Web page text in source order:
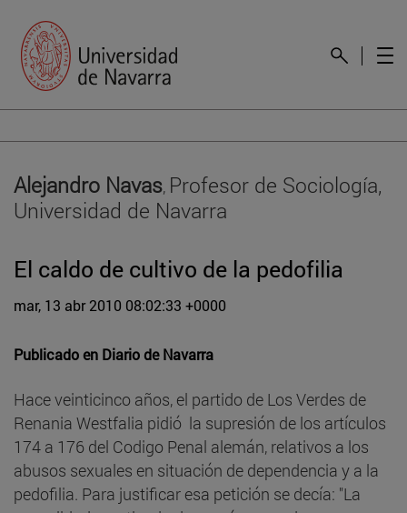
Alejandro Navas, Profesor de Sociología,
Universidad de Navarra
El caldo de cultivo de la pedofilia
mar, 13 abr 2010 08:02:33 +0000
Publicado en Diario de Navarra
Hace veinticinco años, el partido de Los Verdes de
Renania Westfalia pidió la supresión de los artículos
174 a 176 del Codigo Penal alemán, relativos a los
abusos sexuales en situación de dependencia y a la
pedofilia. Para justificar esa petición se decía: "La